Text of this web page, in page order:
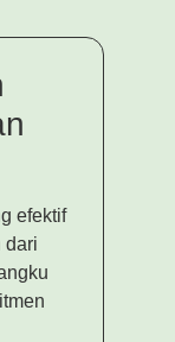
efektif
dari